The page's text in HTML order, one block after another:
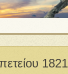
1821